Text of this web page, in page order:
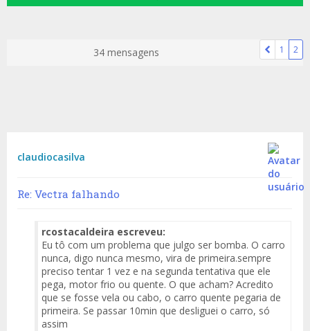
34 mensagens 1 2
claudiocasilva
Re: Vectra falhando
rcostacaldeira escreveu:
Eu tô com um problema que julgo ser bomba. O carro
nunca, digo nunca mesmo, vira de primeira.sempre
preciso tentar 1 vez e na segunda tentativa que ele
pega, motor frio ou quente. O que acham? Acredito
que se fosse vela ou cabo, o carro quente pegaria de
primeira. Se passar 10min que desliguei o carro, só
assim